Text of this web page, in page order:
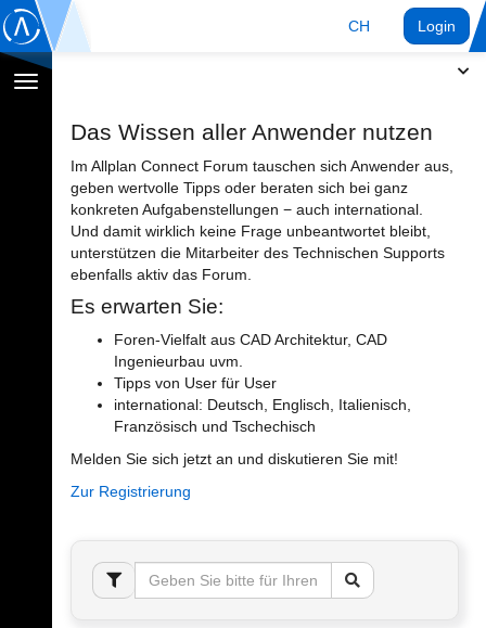
CH Login
Navigation
Das Wissen aller Anwender nutzen
Im Allplan Connect Forum tauschen sich Anwender aus,
geben wertvolle Tipps oder beraten sich bei ganz
konkreten Aufgabenstellungen − auch international.
Und damit wirklich keine Frage unbeantwortet bleibt,
unterstützen die Mitarbeiter des Technischen Supports
ebenfalls aktiv das Forum.
Es erwarten Sie:
Foren-Vielfalt aus CAD Architektur, CAD
Ingenieurbau uvm.
Tipps von User für User
international: Deutsch, Englisch, Italienisch,
Französisch und Tschechisch
Melden Sie sich jetzt an und diskutieren Sie mit!
Zur Registrierung